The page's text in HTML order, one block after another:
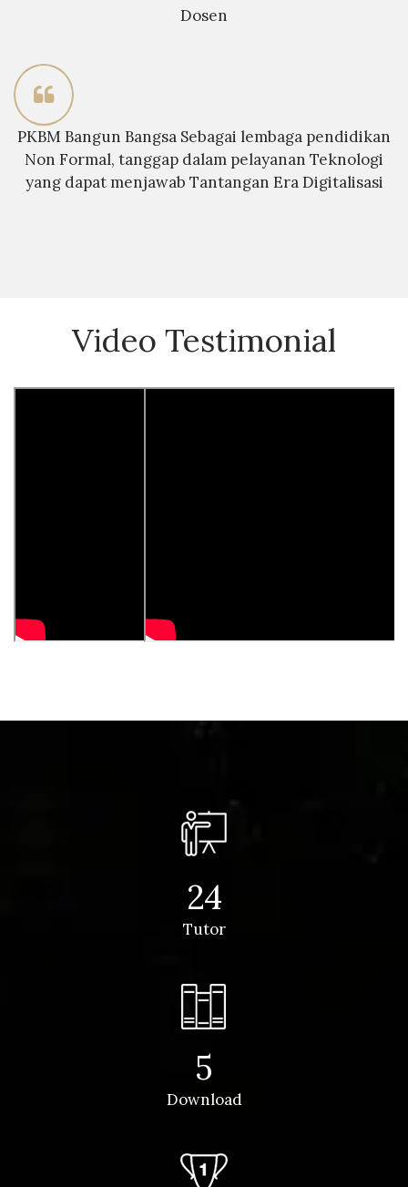
Dosen
PKBM Bangun Bangsa Sebagai lembaga pendidikan
Non Formal, tanggap dalam pelayanan Teknologi
yang dapat menjawab Tantangan Era Digitalisasi
Video Testimonial
24
Tutor
5
Download